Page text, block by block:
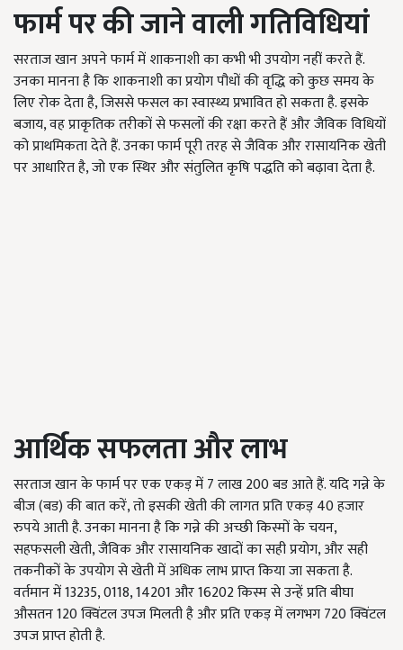
फार्म पर की जाने वाली गतिविधियां
सरताज खान अपने फार्म में शाकनाशी का कभी भी उपयोग नहीं करते हैं.
उनका मानना है कि शाकनाशी का प्रयोग पौधों की वृद्धि को कुछ समय के
लिए रोक देता है, जिससे फसल का स्वास्थ्य प्रभावित हो सकता है. इसके
बजाय, वह प्राकृतिक तरीकों से फसलों की रक्षा करते हैं और जैविक विधियों
को प्राथमिकता देते हैं. उनका फार्म पूरी तरह से जैविक और रासायनिक खेती
पर आधारित है, जो एक स्थिर और संतुलित कृषि पद्धति को बढ़ावा देता है.
आर्थिक सफलता और लाभ
सरताज खान के फार्म पर एक एकड़ में 7 लाख 200 बड आते हैं. यदि गन्ने के
बीज (बड) की बात करें, तो इसकी खेती की लागत प्रति एकड़ 40 हजार
रुपये आती है. उनका मानना है कि गन्ने की अच्छी किस्मों के चयन,
सहफसली खेती, जैविक और रासायनिक खादों का सही प्रयोग, और सही
तकनीकों के उपयोग से खेती में अधिक लाभ प्राप्त किया जा सकता है.
वर्तमान में 13235, 0118, 14201 और 16202 किस्म से उन्हें प्रति बीघा
औसतन 120 क्विंटल उपज मिलती है और प्रति एकड़ में लगभग 720 क्विंटल
उपज प्राप्त होती है.